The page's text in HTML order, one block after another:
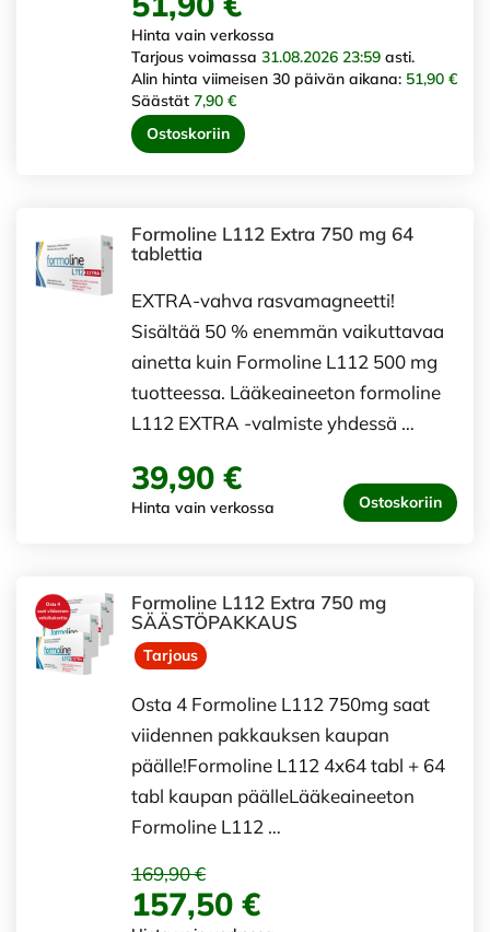
Hinta vain verkossa
Tarjous voimassa 31.08.2026 23:59 asti.
Alin hinta viimeisen 30 päivän aikana: 51,90 €
Säästät 7,90 €
Ostoskoriin
Formoline L112 Extra 750 mg 64
tablettia
EXTRA-vahva rasvamagneetti!
Sisältää 50 % enemmän vaikuttavaa
ainetta kuin Formoline L112 500 mg
tuotteessa. Lääkeaineeton formoline
L112 EXTRA -valmiste yhdessä …
39,90 €
Hinta vain verkossa Ostoskoriin
Formoline L112 Extra 750 mg
SÄÄSTÖPAKKAUS
Tarjous
Osta 4 Formoline L112 750mg saat
viidennen pakkauksen kaupan
päälle!Formoline L112 4x64 tabl + 64
tabl kaupan päälleLääkeaineeton
Formoline L112 …
169,90 €
157,50 €